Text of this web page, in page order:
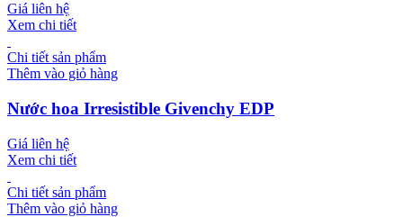
Giá liên hệ
Xem chi tiết
Chi tiết sản phẩm
Thêm vào giỏ hàng
Nước hoa Irresistible Givenchy EDP
Giá liên hệ
Xem chi tiết
Chi tiết sản phẩm
Thêm vào giỏ hàng